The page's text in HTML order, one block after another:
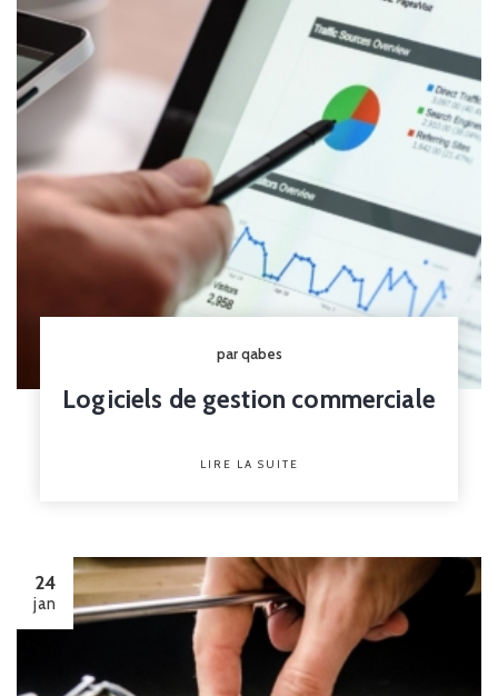
par qabes
Logiciels de gestion commerciale
LIRE LA SUITE
24
jan